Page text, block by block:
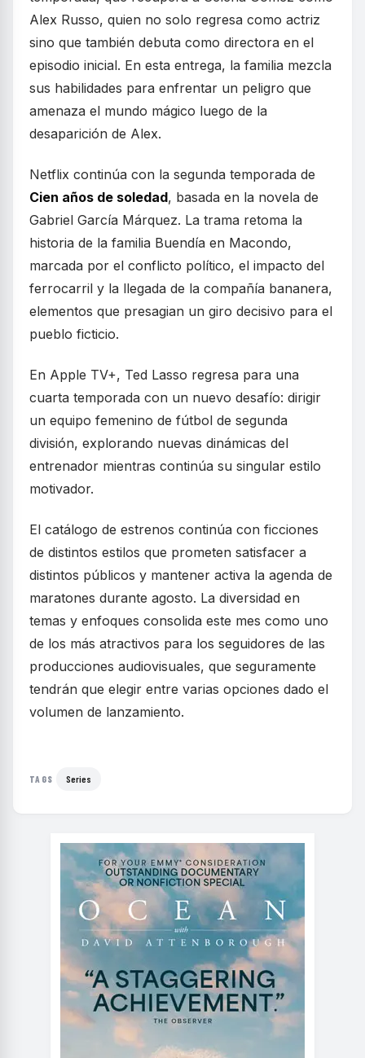
Alex Russo, quien no solo regresa como actriz
sino que también debuta como directora en el
episodio inicial. En esta entrega, la familia mezcla
sus habilidades para enfrentar un peligro que
amenaza el mundo mágico luego de la
desaparición de Alex.
Netflix continúa con la segunda temporada de
Cien años de soledad, basada en la novela de
Gabriel García Márquez. La trama retoma la
historia de la familia Buendía en Macondo,
marcada por el conflicto político, el impacto del
ferrocarril y la llegada de la compañía bananera,
elementos que presagian un giro decisivo para el
pueblo ficticio.
En Apple TV+, Ted Lasso regresa para una
cuarta temporada con un nuevo desafío: dirigir
un equipo femenino de fútbol de segunda
división, explorando nuevas dinámicas del
entrenador mientras continúa su singular estilo
motivador.
El catálogo de estrenos continúa con ficciones
de distintos estilos que prometen satisfacer a
distintos públicos y mantener activa la agenda de
maratones durante agosto. La diversidad en
temas y enfoques consolida este mes como uno
de los más atractivos para los seguidores de las
producciones audiovisuales, que seguramente
tendrán que elegir entre varias opciones dado el
volumen de lanzamiento.
TAGS Series